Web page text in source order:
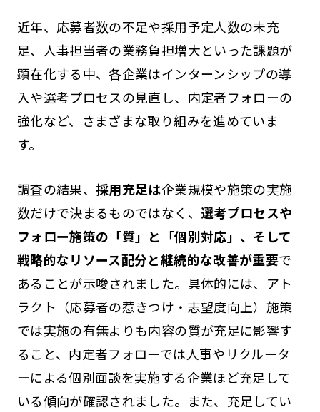
近年、応募者数の不足や採用予定人数の未充
足、人事担当者の業務負担増大といった課題が
顕在化する中、各企業はインターンシップの導
入や選考プロセスの見直し、内定者フォローの
強化など、さまざまな取り組みを進めていま
す。
調査の結果、 採用充足は企業規模や施策の実施
数だけで決まるものではなく、 選考プロセスや
フォロー施策の「質」と「個別対応」、そして
戦略的なリソース配分と継続的な改善が重要で
あることが示唆されました。具体的には、アト
ラクト（応募者の惹きつけ・志望度向上）施策
では実施の有無よりも内容の質が充足に影響す
ること、内定者フォローでは人事やリクルータ
ーによる個別面談を実施する企業ほど充足して
いる傾向が確認されました。また、充足してい